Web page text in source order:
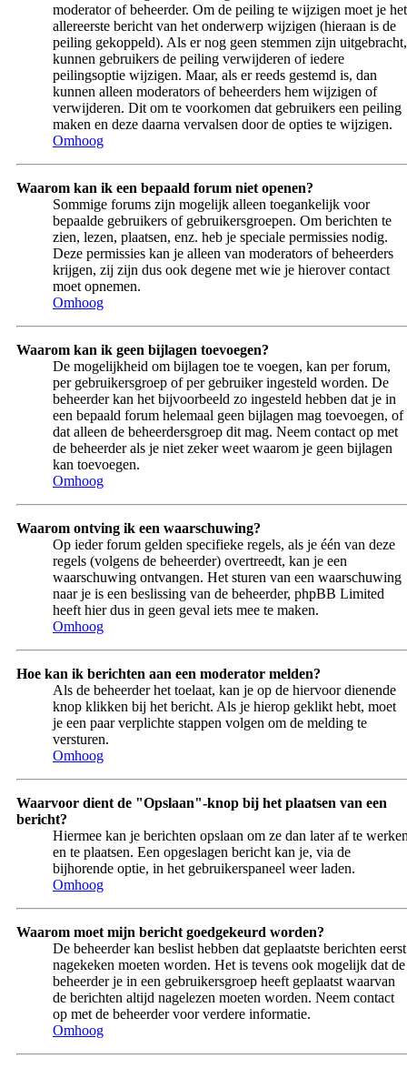
moderator of beheerder. Om de peiling te wijzigen moet je het
allereerste bericht van het onderwerp wijzigen (hieraan is de
peiling gekoppeld). Als er nog geen stemmen zijn uitgebracht,
kunnen gebruikers de peiling verwijderen of iedere
peilingsoptie wijzigen. Maar, als er reeds gestemd is, dan
kunnen alleen moderators of beheerders hem wijzigen of
verwijderen. Dit om te voorkomen dat gebruikers een peiling
maken en deze daarna vervalsen door de opties te wijzigen.
Omhoog
Waarom kan ik een bepaald forum niet openen?
Sommige forums zijn mogelijk alleen toegankelijk voor
bepaalde gebruikers of gebruikersgroepen. Om berichten te
zien, lezen, plaatsen, enz. heb je speciale permissies nodig.
Deze permissies kan je alleen van moderators of beheerders
krijgen, zij zijn dus ook degene met wie je hierover contact
moet opnemen.
Omhoog
Waarom kan ik geen bijlagen toevoegen?
De mogelijkheid om bijlagen toe te voegen, kan per forum,
per gebruikersgroep of per gebruiker ingesteld worden. De
beheerder kan het bijvoorbeeld zo ingesteld hebben dat je in
een bepaald forum helemaal geen bijlagen mag toevoegen, of
dat alleen de beheerdersgroep dit mag. Neem contact op met
de beheerder als je niet zeker weet waarom je geen bijlagen
kan toevoegen.
Omhoog
Waarom ontving ik een waarschuwing?
Op ieder forum gelden specifieke regels, als je één van deze
regels (volgens de beheerder) overtreedt, kan je een
waarschuwing ontvangen. Het sturen van een waarschuwing
naar je is een beslissing van de beheerder, phpBB Limited
heeft hier dus in geen geval iets mee te maken.
Omhoog
Hoe kan ik berichten aan een moderator melden?
Als de beheerder het toelaat, kan je op de hiervoor dienende
knop klikken bij het bericht. Als je hierop geklikt hebt, moet
je een paar verplichte stappen volgen om de melding te
versturen.
Omhoog
Waarvoor dient de "Opslaan"-knop bij het plaatsen van een
bericht?
Hiermee kan je berichten opslaan om ze dan later af te
en te plaatsen. Een opgeslagen bericht kan je, via de
bijhorende optie, in het gebruikerspaneel weer laden.
Omhoog
Waarom moet mijn bericht goedgekeurd worden?
De beheerder kan beslist hebben dat geplaatste berichten eerst
nagekeken moeten worden. Het is tevens ook mogelijk dat de
beheerder je in een gebruikersgroep heeft geplaatst waarvan
de berichten altijd nagelezen moeten worden. Neem contact
op met de beheerder voor verdere informatie.
Omhoog